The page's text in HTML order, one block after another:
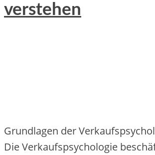
verstehen
Grundlagen d‬er
D‬ie Verkaufspsychologie